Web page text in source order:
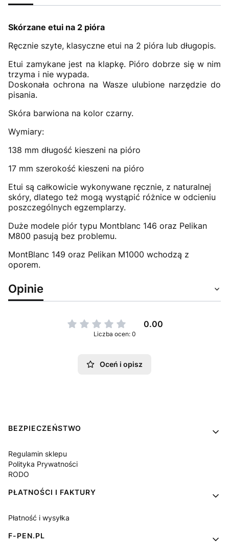
Skórzane etui na 2 pióra
Ręcznie szyte, klasyczne etui na 2 pióra lub długopis.
Etui zamykane jest na klapkę. Pióro dobrze się w nim
trzyma i nie wypada.
Doskonała ochrona na Wasze ulubione narzędzie do
pisania.
Skóra barwiona na kolor czarny.
Wymiary:
138 mm długość kieszeni na pióro
17 mm szerokość kieszeni na pióro
Etui są całkowicie wykonywane ręcznie, z naturalnej
skóry, dlatego też mogą wystąpić różnice w odcieniu
poszczególnych egzemplarzy.
Duże modele piór typu Montblanc 146 oraz Pelikan
M800 pasują bez problemu.
MontBlanc 149 oraz Pelikan M1000 wchodzą z
oporem.
Opinie
0.00
Liczba ocen: 0
Oceń i opisz
Linki w stopce
BEZPIECZEŃSTWO
Regulamin sklepu
Polityka Prywatności
RODO
PŁATNOŚCI I FAKTURY
Płatność i wysyłka
F-PEN.PL